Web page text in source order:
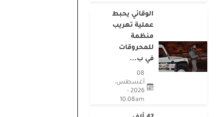
الوقائي يحبط
عملية تهريب
منظمة
للمحروقات
في ب...
08
أغسطس،
10:08am
42 ألف